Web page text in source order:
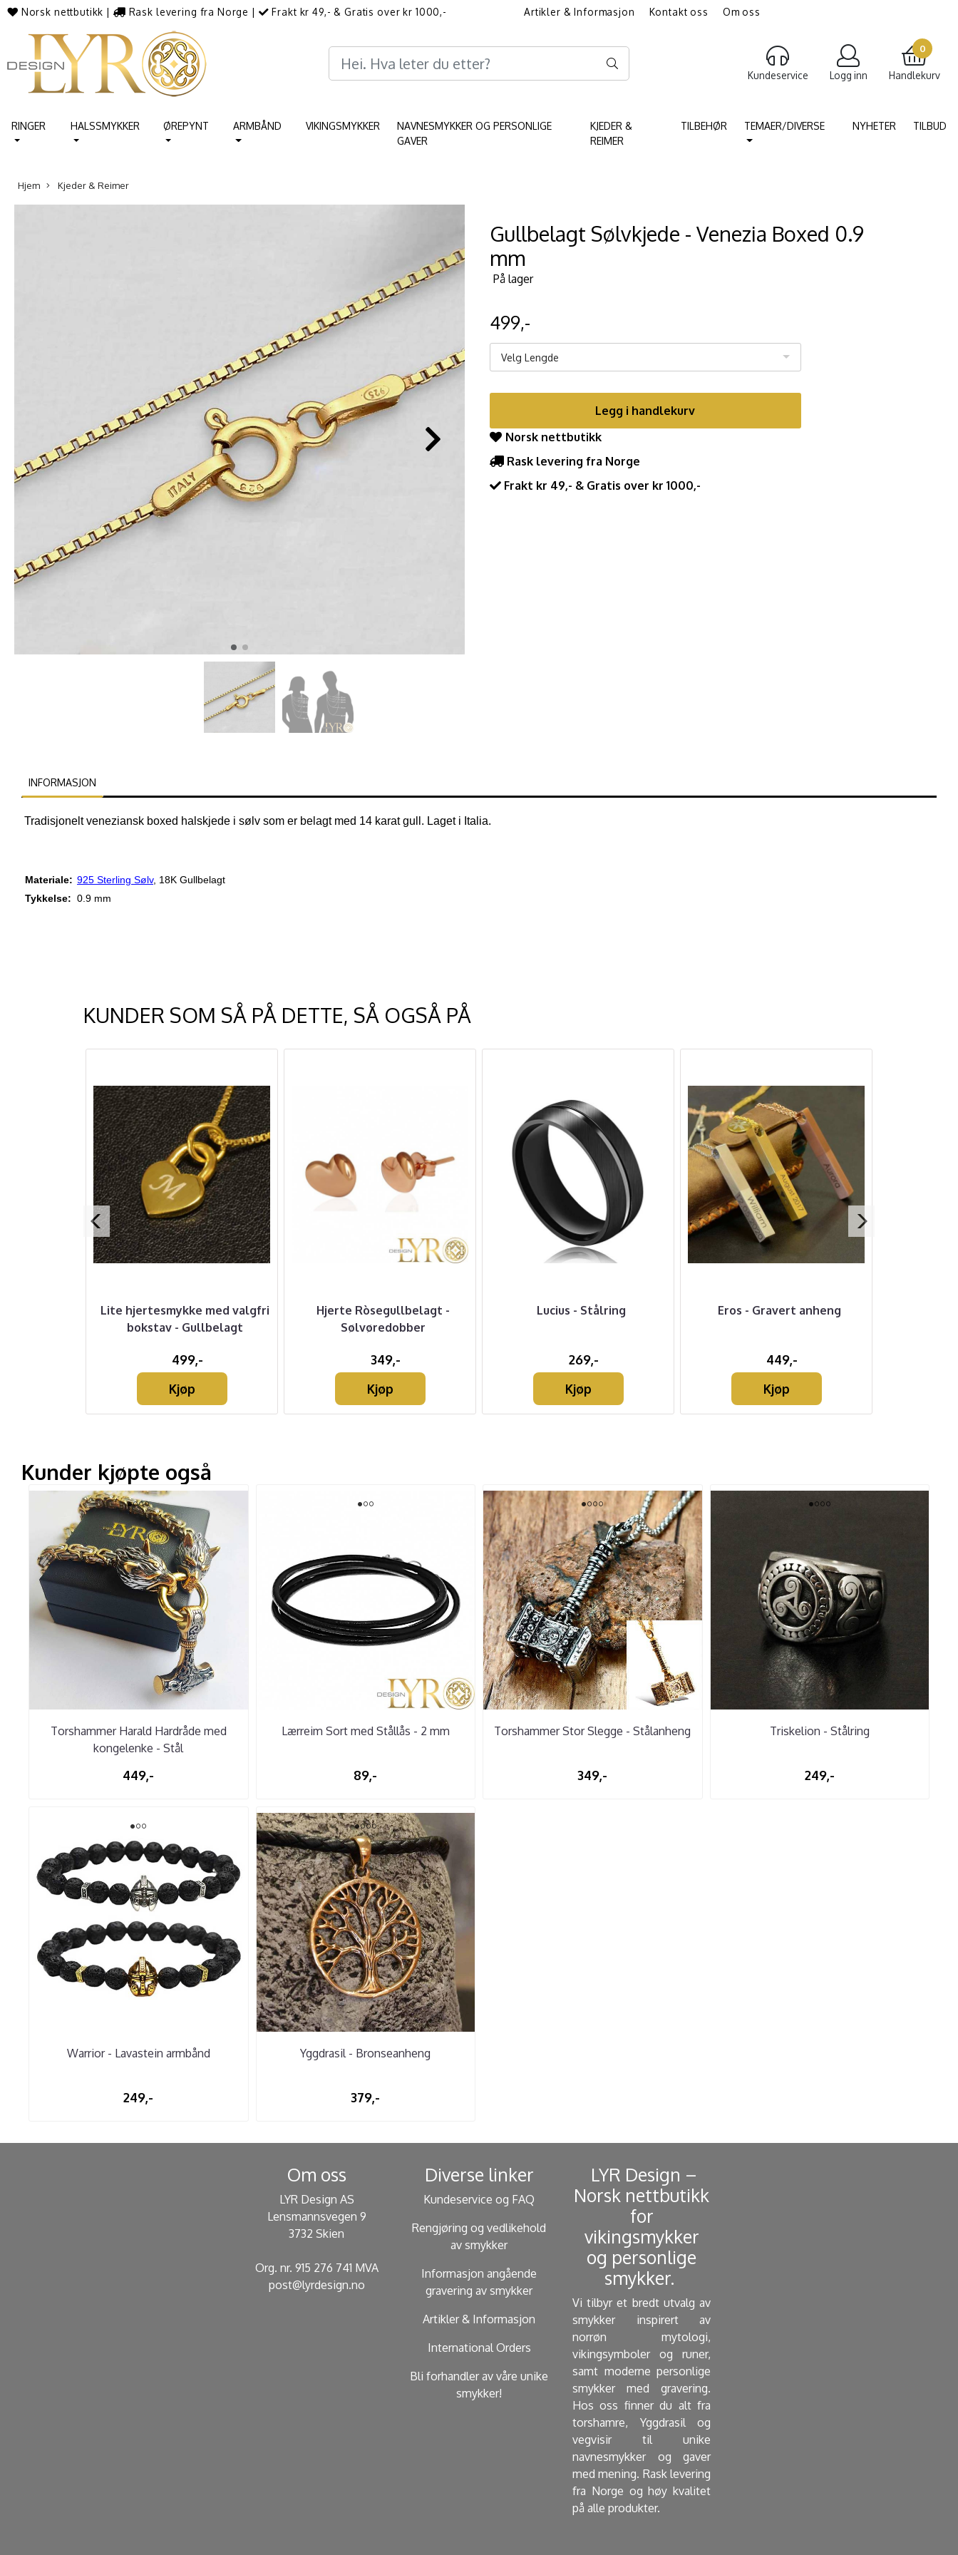
Norsk nettbutikk | Rask levering fra Norge | Frakt kr 49,- & Gratis over kr 1000,- Artikler & Informasjon Kontakt oss
Om oss
Kundeservice Logg inn
0
Handlekurv
RINGER HALSSMYKKER ØREPYNT ARMBÅND VIKINGSMYKKER
NAVNESMYKKER OG PERSONLIGE
GAVER
KJEDER &
REIMER
TILBEHØR TEMAER/DIVERSE NYHETER TILBUD
Hjem Kjeder & Reimer
Gullbelagt Sølvkjede - Venezia Boxed 0.9
mm
På lager
499,-
Velg Lengde
Legg i handlekurv
Norsk nettbutikk
Rask levering fra Norge
Frakt kr 49,- & Gratis over kr 1000,-
INFORMASJON
Tradisjonelt veneziansk boxed halskjede i sølv som er belagt med 14 karat gull. Laget i Italia.
Materiale: 925 Sterling Sølv, 18K Gullbelagt
Tykkelse: 0.9 mm
KUNDER SOM SÅ PÅ DETTE, SÅ OGSÅ PÅ
Lite hjertesmykke med valgfri
bokstav - Gullbelagt
499,-
Kjøp
Hjerte Ròsegullbelagt -
Sølvøredobber
349,-
Kjøp
Lucius - Stålring
269,-
Kjøp
Eros - Gravert anheng
449,-
Kjøp
Kunder kjøpte også
Torshammer Harald Hardråde med
kongelenke - Stål
449,-
Lærreim Sort med Stållås - 2 mm
89,-
Torshammer Stor Slegge - Stålanheng
349,-
Triskelion - Stålring
249,-
Warrior - Lavastein armbånd
249,-
Yggdrasil - Bronseanheng
379,-
Om oss
LYR Design AS
Lensmannsvegen 9
3732 Skien
Org. nr. 915 276 741 MVA
post@lyrdesign.no
Diverse linker
Kundeservice og FAQ
Rengjøring og vedlikehold
av smykker
Informasjon angående
gravering av smykker
Artikler & Informasjon
International Orders
Bli forhandler av våre unike
smykker!
​ LYR Design –
Norsk nettbutikk
for
vikingsmykker
og personlige
smykker. ​
Vi tilbyr et bredt utvalg av
smykker inspirert av
norrøn mytologi,
vikingsymboler og runer,
samt moderne personlige
smykker med gravering.
Hos oss finner du alt fra
torshamre, Yggdrasil og
vegvisir til unike
navnesmykker og gaver
med mening. Rask levering
fra Norge og høy kvalitet
på alle produkter.